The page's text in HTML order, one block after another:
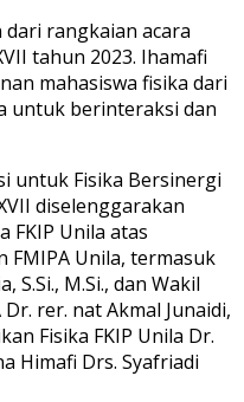
rangkaian acara
tahun 2023. Ihamafi
mahasiswa fisika dari
untuk berinteraksi dan
untuk Fisika Bersinergi
diselenggarakan
FKIP Unila atas
Unila, termasuk
S.Si., M.Si., dan Wakil
rer. nat Akmal Junaidi,
Fisika FKIP Unila Dr.
Himafi Drs. Syafriadi